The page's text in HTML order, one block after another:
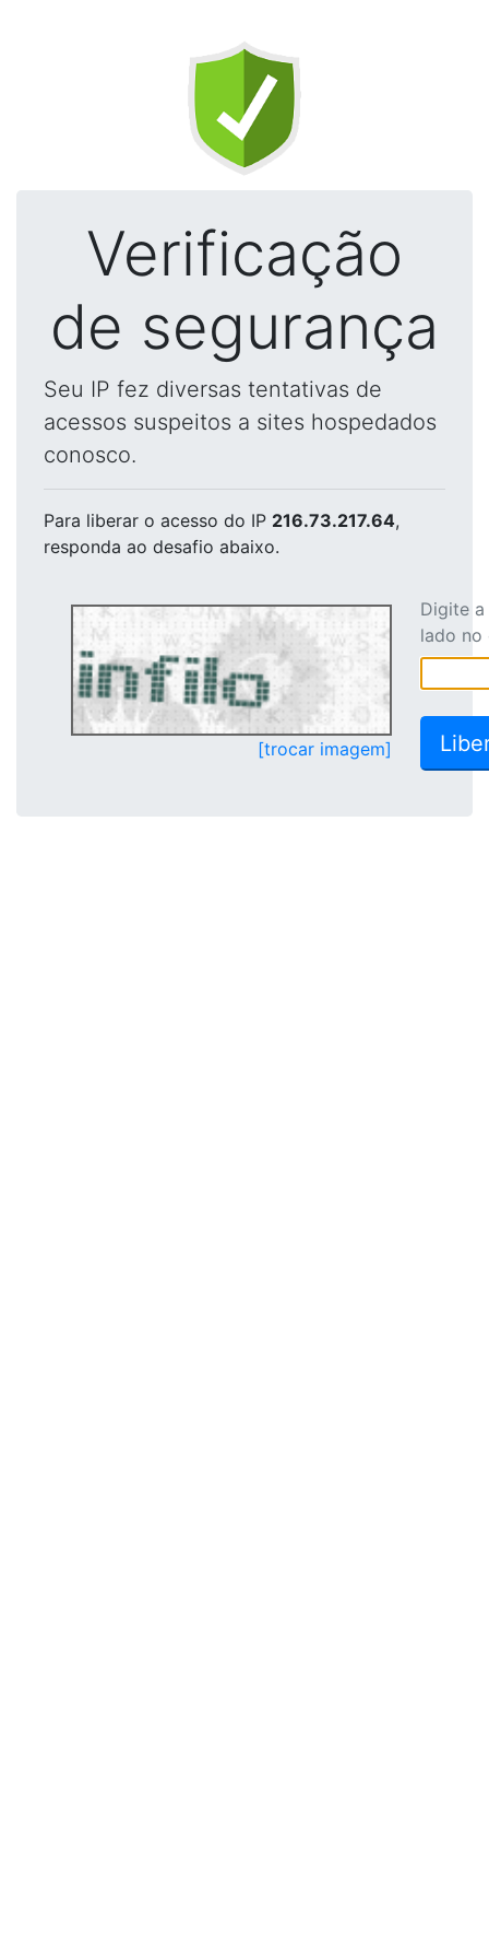
Verificação
de segurança
Seu IP fez diversas tentativas de
acessos suspeitos a sites hospedados
conosco.
Para liberar o acesso do IP 216.73.217.64,
responda ao desafio abaixo.
[trocar imagem]
Digite
lado no